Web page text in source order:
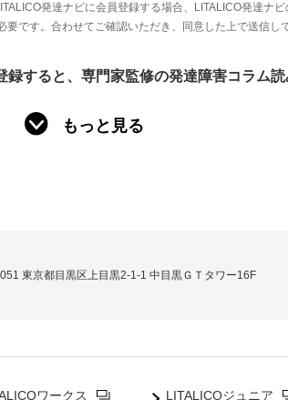
発達ナビに会員登録する場合、LITALICO発達ナビ
要です。合わせてご確認いただき、同意した上で送信し
録すると、専門家監修の発達障害コラム読
もっと見る
東京都目黒区上目黒2-1-1 中目黒ＧＴタワー16F
ワークス LITALICOジュニア